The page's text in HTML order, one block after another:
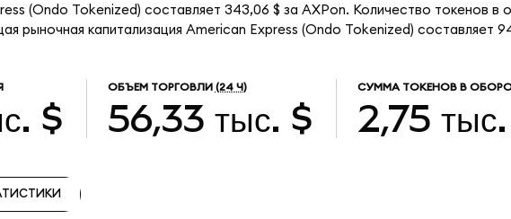
(Ondo Tokenized) составляет 343,06 $ за AXPon. Количество токенов в
рыночная капитализация American Express (Ondo Tokenized) составляет
$
ОБЪЕМ ТОРГОВЛИ (24 Ч)
56,33 тыс. $
СУММА ТОКЕНОВ В
2,75 тыс.